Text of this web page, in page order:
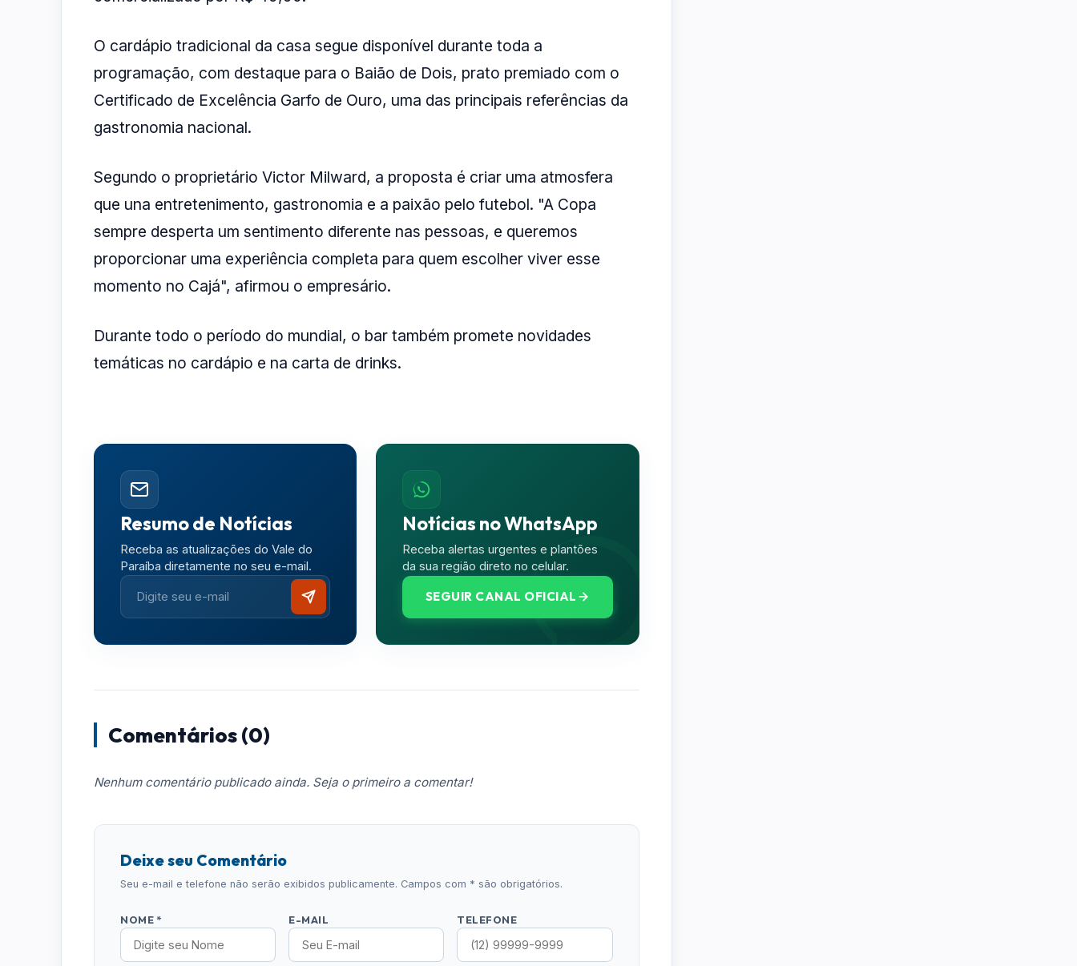
O cardápio tradicional da casa segue disponível durante toda a
programação, com destaque para o Baião de Dois, prato premiado com o
Certificado de Excelência Garfo de Ouro, uma das principais referências da
gastronomia nacional.
Segundo o proprietário Victor Milward, a proposta é criar uma atmosfera
que una entretenimento, gastronomia e a paixão pelo futebol. "A Copa
sempre desperta um sentimento diferente nas pessoas, e queremos
proporcionar uma experiência completa para quem escolher viver esse
momento no Cajá", afirmou o empresário.
Durante todo o período do mundial, o bar também promete novidades
temáticas no cardápio e na carta de drinks.
Resumo de Notícias
Receba as atualizações do Vale do
Paraíba diretamente no seu e-mail.
Notícias no WhatsApp
Receba alertas urgentes e plantões
da sua região direto no celular.
SEGUIR CANAL OFICIAL
Comentários (0)
Nenhum comentário publicado ainda. Seja o primeiro a comentar!
Deixe seu Comentário
Seu e-mail e telefone não serão exibidos publicamente. Campos com * são obrigatórios.
NOME * E-MAIL TELEFONE